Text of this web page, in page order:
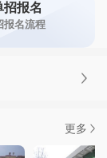
招报名
报名流程
更多